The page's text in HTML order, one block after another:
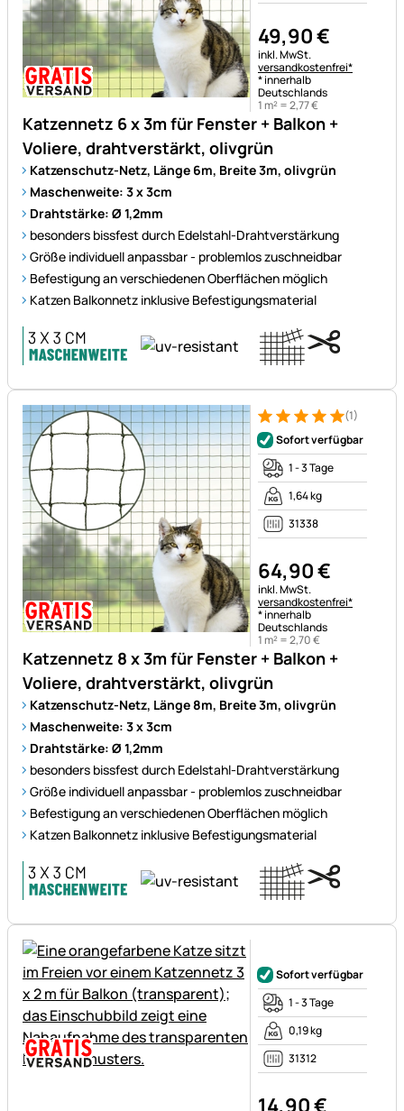
Katzennetz 6 x 3m für Fenster + Balkon +
Voliere, drahtverstärkt, olivgrün
Katzenschutz-Netz, Länge 6m, Breite 3m, olivgrün
Maschenweite: 3 x 3cm
Drahtstärke: Ø 1,2mm
besonders bissfest durch Edelstahl-Drahtverstärkung
Größe individuell anpassbar - problemlos zuschneidbar
Befestigung an verschiedenen Oberflächen möglich
Katzen Balkonnetz inklusive Befestigungsmaterial
49,90€
Steuerhinweis:
inkl. MwSt.
versandkostenfrei*
* innerhalb
Deutschlands
1 m² =2,77€
Katzennetz 8 x 3m für Fenster + Balkon +
Voliere, drahtverstärkt, olivgrün
Katzenschutz-Netz, Länge 8m, Breite 3m, olivgrün
Maschenweite: 3 x 3cm
Drahtstärke: Ø 1,2mm
besonders bissfest durch Edelstahl-Drahtverstärkung
Größe individuell anpassbar - problemlos zuschneidbar
Befestigung an verschiedenen Oberflächen möglich
Katzen Balkonnetz inklusive Befestigungsmaterial
Bewertung: 5 von 5 (1
1 Bewertung
(1)
Sofort verfügbar
1 - 3 Tage
1,64 kg
31338
64,90€
Steuerhinweis:
inkl. MwSt.
versandkostenfrei*
* innerhalb
Deutschlands
1 m² =2,70€
Sofort verfügbar
1 - 3 Tage
0,19 kg
31312